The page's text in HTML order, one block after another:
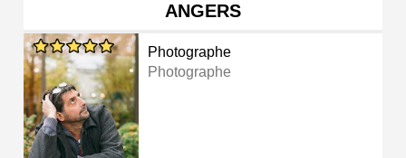
ANGERS
Photographe
Photographe